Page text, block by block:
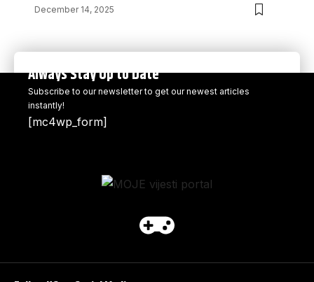
December 14, 2025
Always Stay Up to Date
Subscribe to our newsletter to get our newest articles
instantly!
[mc4wp_form]